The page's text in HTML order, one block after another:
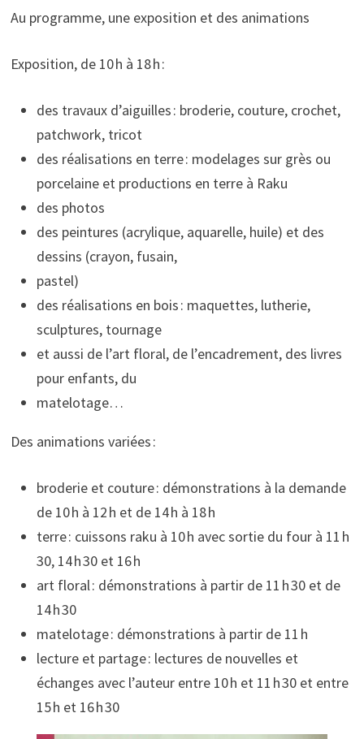
Au programme, une exposition et des animations
Exposition, de 10 h à 18 h :
des travaux d’aiguilles : broderie, couture, crochet,
patchwork, tricot
des réalisations en terre : modelages sur grès ou
porcelaine et productions en terre à Raku
des photos
des peintures (acrylique, aquarelle, huile) et des
dessins (crayon, fusain,
pastel)
des réalisations en bois : maquettes, lutherie,
sculptures, tournage
et aussi de l’art floral, de l’encadrement, des livres
pour enfants, du
matelotage…
Des animations variées :
broderie et couture : démonstrations à la demande
de 10 h à 12 h et de 14 h à 18 h
terre : cuissons raku à 10 h avec sortie du four à 11 h
30, 14 h 30 et 16 h
art floral : démonstrations à partir de 11 h 30 et de
14 h 30
matelotage : démonstrations à partir de 11 h
lecture et partage : lectures de nouvelles et
échanges avec l’auteur entre 10 h et 11 h 30 et entre
15 h et 16 h 30